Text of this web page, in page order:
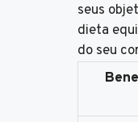
seus
dieta
do seu